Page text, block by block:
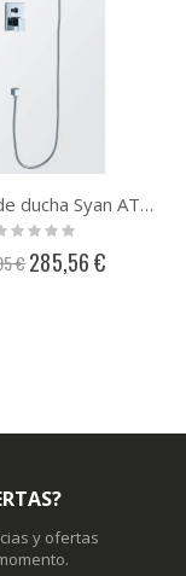
Conjunto de ducha Syan ATENEA monomando - Salida techo
€ Precio
especial
285,56 €
y ofertas